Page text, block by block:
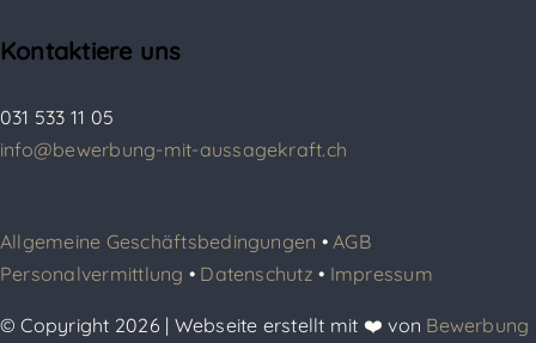
Kontaktiere uns
031 533 11 05
info@bewerbung-mit-aussagekraft.ch
Allgemeine Geschäftsbedingungen •AGB
Personalvermittlung • Datenschutz• Impressum
© Copyright 2026 | Webseite erstellt mit ❤️ von Bewerbung